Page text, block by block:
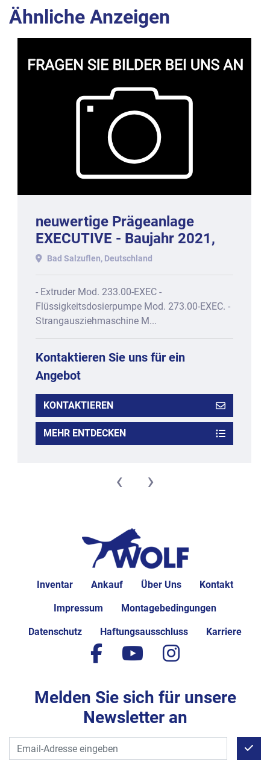
Prägemaschine steuert auch den Vorlaminierer
Temperaturregelanlage Fabrikat CHOCOTEC Type WG/4,
Wassertemperatursteuerung.
Wasserrückkühlsatz Fabrikat LAHNTECHNIK GMBH, zur
Walzenformanlage CHOCOTEC Modell WRK 245S03,
Baujahr 1994, mit Kältekompressor.
Ähnliche Anzeigen
neuwertige Prägeanlage
EXECUTIVE - Baujahr 2021,
bestehend aus:
Bad Salzuflen, Deutschland
- Extruder Mod. 233.00-EXEC -
Flüssigkeitsdosierpumpe Mod. 273.00-EXEC. -
Strangausziehmaschine M...
Kontaktieren Sie uns für ein
Angebot
KONTAKTIEREN
MEHR ENTDECKEN
‹ ›
Inventar Ankauf Über Uns Kontakt
Impressum Montagebedingungen
Datenschutz Haftungsausschluss Karriere
facebook
youtubeinstagram
Melden Sie sich für unsere
Newsletter an